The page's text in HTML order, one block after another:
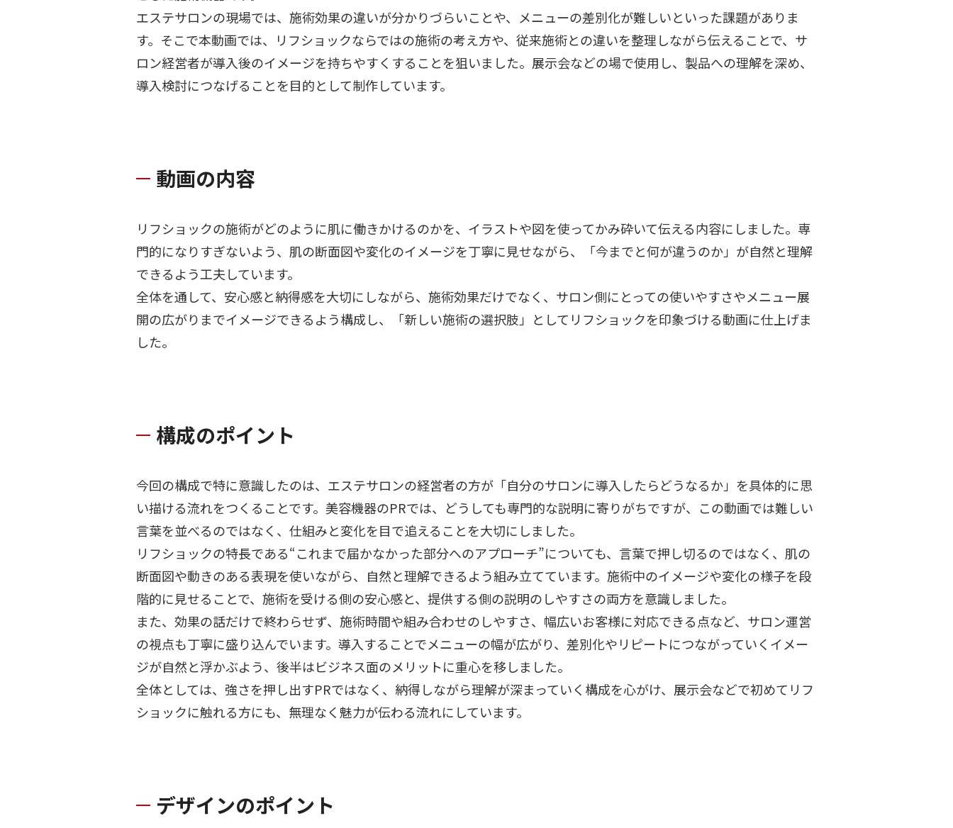
エステサロンの現場では、施術効果の違いが分かりづらいことや、メニューの差別化が難しいといった課題がありま
す。そこで本動画では、リフショックならではの施術の考え方や、従来施術との違いを整理しながら伝えることで、サ
ロン経営者が導入後のイメージを持ちやすくすることを狙いました。展示会などの場で使用し、製品への理解を深め、
導入検討につなげることを目的として制作しています。
動画の内容
リフショックの施術がどのように肌に働きかけるのかを、イラストや図を使ってかみ砕いて伝える内容にしました。専
門的になりすぎないよう、肌の断面図や変化のイメージを丁寧に見せながら、「今までと何が違うのか」が自然と理解
できるよう工夫しています。
全体を通して、安心感と納得感を大切にしながら、施術効果だけでなく、サロン側にとっての使いやすさやメニュー展
開の広がりまでイメージできるよう構成し、「新しい施術の選択肢」としてリフショックを印象づける動画に仕上げま
した。
構成のポイント
今回の構成で特に意識したのは、エステサロンの経営者の方が「自分のサロンに導入したらどうなるか」を具体的に思
い描ける流れをつくることです。美容機器のPRでは、どうしても専門的な説明に寄りがちですが、この動画では難しい
言葉を並べるのではなく、仕組みと変化を目で追えることを大切にしました。
リフショックの特長である“これまで届かなかった部分へのアプローチ”についても、言葉で押し切るのではなく、肌の
断面図や動きのある表現を使いながら、自然と理解できるよう組み立てています。施術中のイメージや変化の様子を段
階的に見せることで、施術を受ける側の安心感と、提供する側の説明のしやすさの両方を意識しました。
また、効果の話だけで終わらせず、施術時間や組み合わせのしやすさ、幅広いお客様に対応できる点など、サロン運営
の視点も丁寧に盛り込んでいます。導入することでメニューの幅が広がり、差別化やリピートにつながっていくイメー
ジが自然と浮かぶよう、後半はビジネス面のメリットに重心を移しました。
全体としては、強さを押し出すPRではなく、納得しながら理解が深まっていく構成を心がけ、展示会などで初めてリフ
ショックに触れる方にも、無理なく魅力が伝わる流れにしています。
デザインのポイント